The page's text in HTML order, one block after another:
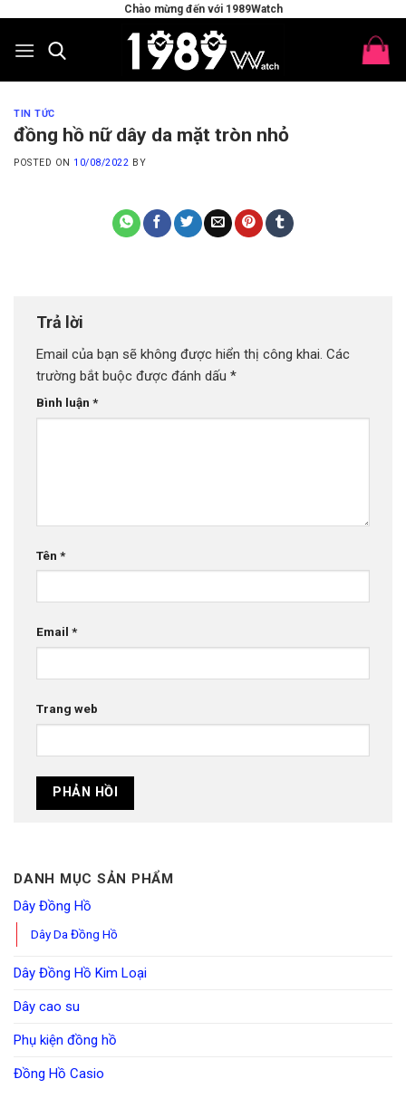
content
Chào mừng đến với 1989Watch
TIN TỨC
đồng hồ nữ dây da mặt tròn nhỏ
POSTED ON 10/08/2022 BY
Trả lời
Email của bạn sẽ không được hiển thị công khai. Các
trường bắt buộc được đánh dấu *
Bình luận *
Tên *
Email *
Trang web
DANH MỤC SẢN PHẨM
Dây Đồng Hồ
Dây Da Đồng Hồ
Dây Đồng Hồ Kim Loại
Dây cao su
Phụ kiện đồng hồ
Đồng Hồ Casio